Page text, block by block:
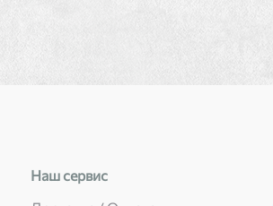
Наш сервис